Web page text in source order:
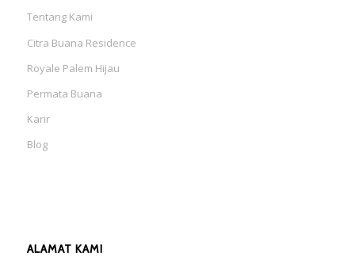
Tentang Kami
Citra Buana Residence
Royale Palem Hijau
Permata Buana
Karir
Blog
ALAMAT KAMI